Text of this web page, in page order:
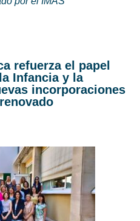
refuerza el papel
Infancia y la
incorporaciones